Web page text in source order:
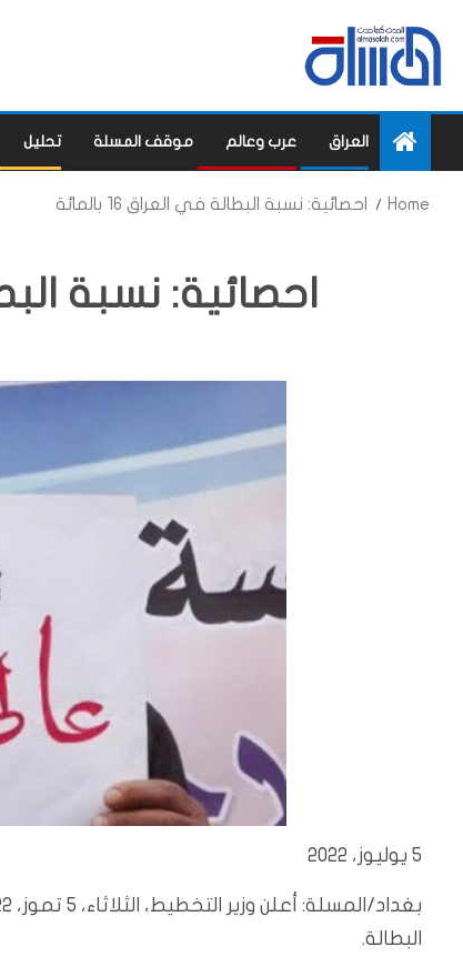
العراق عرب وعالم موقف المسلة تحليل
Home احصائية: نسبة البطالة في العراق 16 بالمائة
احصائية: نسبة البطالة
5 يوليوز، 2022
البطالة.